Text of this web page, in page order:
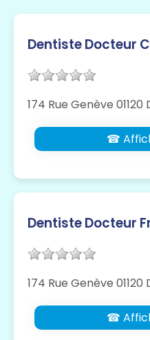
Dentiste Docteur
174 Rue Genève 01120
☎
Dentiste Docteur
174 Rue Genève 01120
☎